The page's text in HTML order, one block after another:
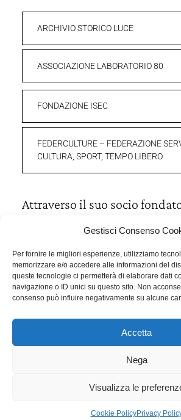
Gestisci Consenso
Per fornire le migliori esperienze, utilizziamo
memorizzare e/o accedere alle informazioni del
queste tecnologie ci permetterà di elaborare dati
navigazione o ID unici su questo sito. Non
consenso può influire negativamente su alcune
Accetta
Nega
Visualizza le
Cookie PolicyPrivacy
ARCHIVIO STORICO LUCE
ASSOCIAZIONE LABORATORIO 80
FONDAZIONE ISEC
FEDERCULTURE – FEDERAZIONE
CULTURA, SPORT, TEMPO LIBERO
Attraverso il suo socio
FSE – FONDAZIONE PER LA STORIA
SOCIALE DI BERGAMO